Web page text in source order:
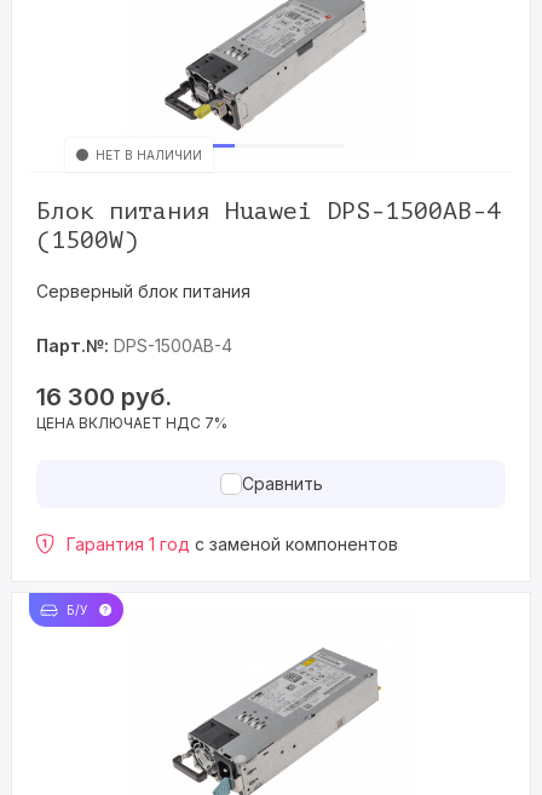
НЕТ В НАЛИЧИИ
Блок питания Huawei DPS-1500AB-4
(1500W)
Серверный блок питания
Парт.№: DPS-1500AB-4
16 300 руб.
ЦЕНА ВКЛЮЧАЕТ НДС 7%
Сравнить
Гарантия 1 год с заменой компонентов
Б/У